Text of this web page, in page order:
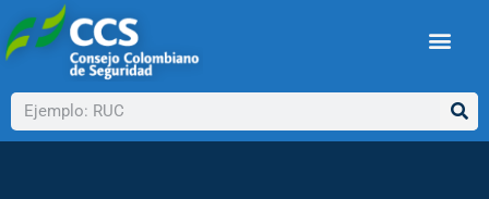
al
contenido
Buscar